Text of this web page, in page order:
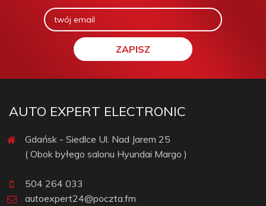
AUTO EXPERT ELECTRONIC
Gdańsk - Siedlce Ul. Nad Jarem 25
( Obok byłego salonu Hyundai Margo )
504 264 033
autoexpert24@poczta.fm